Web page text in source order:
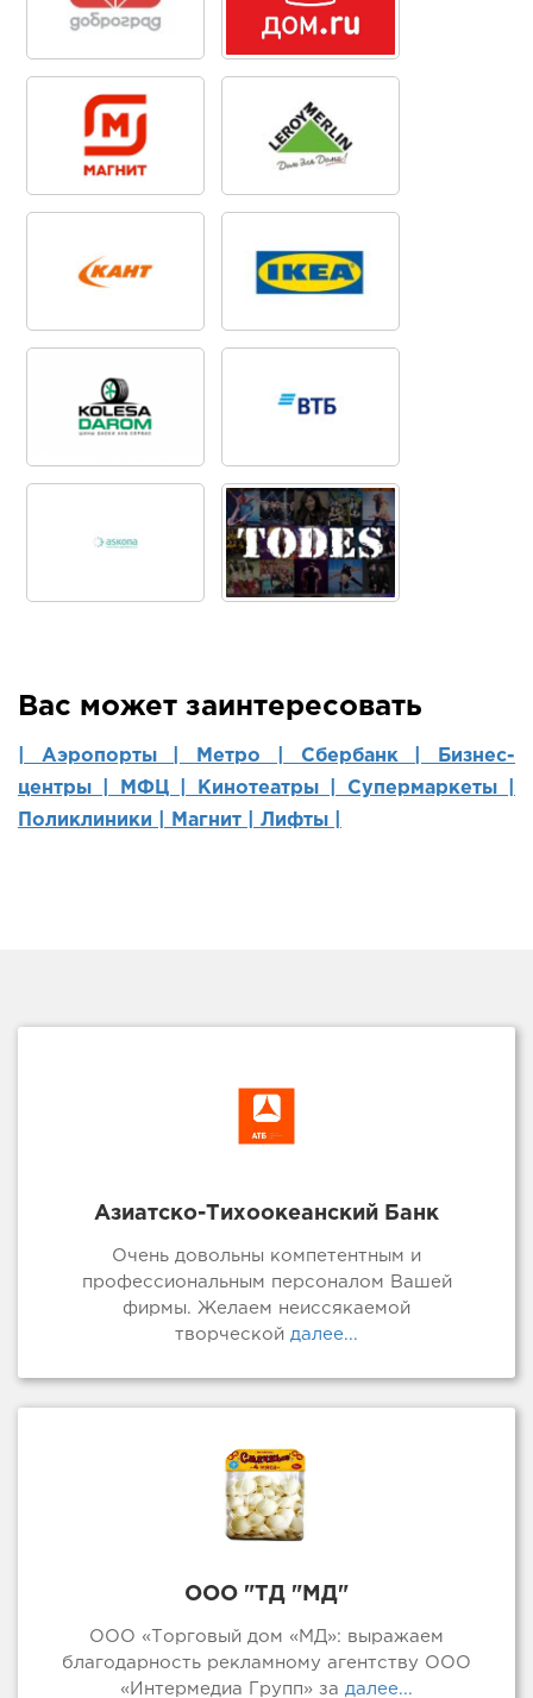
Вас может заинтересовать
| Аэропорты | Метро | Сбербанк |
Бизнес-
центры |
МФЦ | Кинотеатры | Супермаркеты |
Поликлиники |
Магнит | Лифты |
Азиатско-Тихоокеанский Банк
Очень довольны компетентным и
профессиональным персоналом Вашей
фирмы. Желаем неиссякаемой
творческой далее...
ООО "ТД "МД"
ООО «Торговый дом «МД»: выражаем
благодарность рекламному агентству ООО
«Интермедиа Групп» за далее...